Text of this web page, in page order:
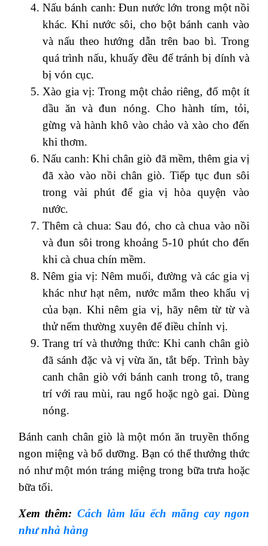
Nấu bánh canh: Đun nước lớn trong một nồi
khác. Khi nước sôi, cho bột bánh canh vào
và nấu theo hướng dẫn trên bao bì. Trong
quá trình nấu, khuấy đều để tránh bị dính và
bị vón cục.
Xào gia vị: Trong một chảo riêng, đổ một ít
dầu ăn và đun nóng. Cho hành tím, tỏi,
gừng và hành khô vào chảo và xào cho đến
khi thơm.
Nấu canh: Khi chân giò đã mềm, thêm gia vị
đã xào vào nồi chân giò. Tiếp tục đun sôi
trong vài phút để gia vị hòa quyện vào
nước.
Thêm cà chua: Sau đó, cho cà chua vào nồi
và đun sôi trong khoảng 5-10 phút cho đến
khi cà chua chín mềm.
Nêm gia vị: Nêm muối, đường và các gia vị
khác như hạt nêm, nước mắm theo khẩu vị
của bạn. Khi nêm gia vị, hãy nêm từ từ và
thử nếm thường xuyên để điều chỉnh vị.
Trang trí và thưởng thức: Khi canh chân giò
đã sánh đặc và vị vừa ăn, tắt bếp. Trình bày
canh chân giò với bánh canh trong tô, trang
trí với rau mùi, rau ngổ hoặc ngò gai. Dùng
nóng.
Bánh canh chân giò là một món ăn truyền thống
ngon miệng và bổ dưỡng. Bạn có thể thưởng thức
nó như một món tráng miệng trong bữa trưa hoặc
bữa tối.
Xem thêm: Cách làm lẩu ếch măng cay ngon
như nhà hàng